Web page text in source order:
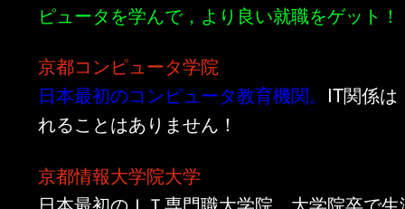
ピュータを学んで，より良い就職をゲット！
京都コンピュータ学院
日本最初のコンピュータ教育機関。 IT関係は
れることはありません！
京都情報大学院大学
日本最初のＩＴ専門職大学院。大学院卒で